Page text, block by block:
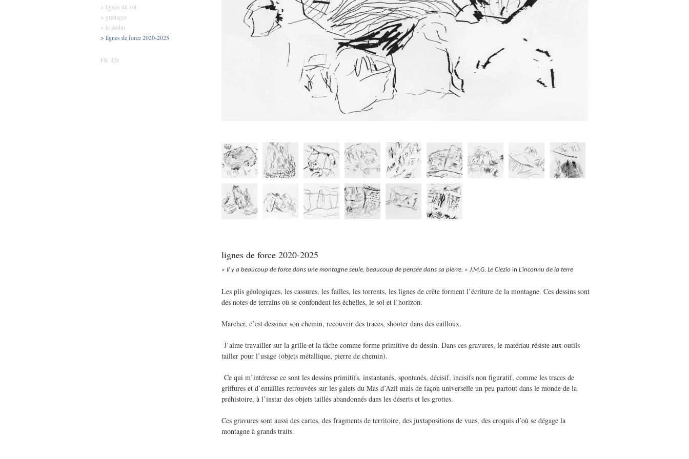
> lignes du sol
> grattages
> le jardin
> lignes de force 2020-2025
FR EN
lignes de force 2020-2025
« Il y a beaucoup de force dans une montagne seule, beaucoup de pensée dans sa pierre. » J.M.G. Le Clezio in L’inconnu de la terre
Les plis géologiques, les cassures, les failles, les torrents, les lignes de crête forment l’écriture de la montagne. Ces dessins sont
des notes de terrains où se confondent les échelles, le sol et l’horizon.
Marcher, c’est dessiner son chemin, recouvrir des traces, shooter dans des cailloux.
J’aime travailler sur la grille et la tâche comme forme primitive du dessin. Dans ces gravures, le matériau résiste aux outils
tailler pour l’usage (objets métallique, pierre de chemin).
Ce qui m’intéresse ce sont les dessins primitifs, instantanés, spontanés, décisif, incisifs non figuratif, comme les traces de
griffures et d’entailles retrouvées sur les galets du Mas d’Azil mais de façon universelle un peu partout dans le monde de la
préhistoire, à l’instar des objets taillés abandonnés dans les déserts et les grottes.
Ces gravures sont aussi des cartes, des fragments de territoire, des juxtapositions de vues, des croquis d’où se dégage la
montagne à grands traits.